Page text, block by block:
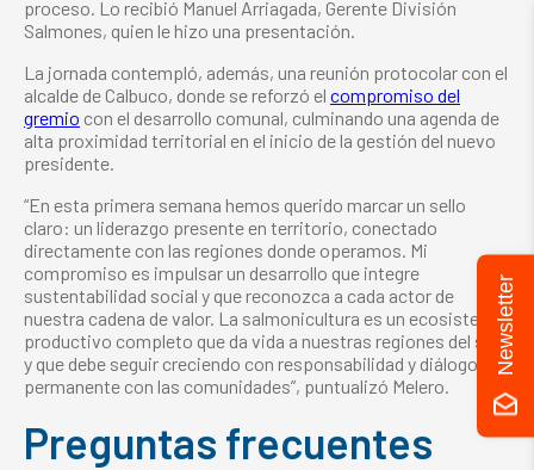
proceso. Lo recibió Manuel Arriagada, Gerente División
Salmones, quien le hizo una presentación.
La jornada contempló, además, una reunión protocolar con el
alcalde de Calbuco, donde se reforzó el compromiso del
gremio con el desarrollo comunal, culminando una agenda de
alta proximidad territorial en el inicio de la gestión del nuevo
presidente.
“En esta primera semana hemos querido marcar un sello
claro: un liderazgo presente en territorio, conectado
directamente con las regiones donde operamos. Mi
compromiso es impulsar un desarrollo que integre
sustentabilidad social y que reconozca a cada actor de
nuestra cadena de valor. La salmonicultura es un ecosistema
productivo completo que da vida a nuestras regiones del sur
y que debe seguir creciendo con responsabilidad y diálogo
permanente con las comunidades”, puntualizó Melero.
Preguntas frecuentes
Newsletter